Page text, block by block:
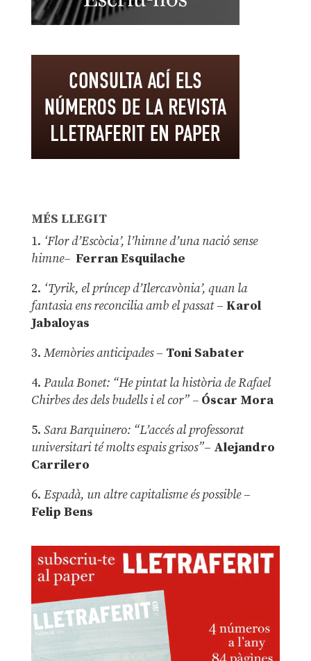
MÉS LLEGIT
1. ‘Flor d’Escòcia’, l’himne d’una nació sense
himne– Ferran Esquilache
2. ‘Tyrik, el príncep d’Ilercavònia’, quan la
fantasia ens reconcilia amb el passat– Karol
Jabaloyas
3. Memòries anticipades– Toni Sabater
4. Paula Bonet: “He pintat la història de Rafael
Chirbes des dels budells i el cor” –Óscar Mora
5. Sara Barquinero: “L’accés al professorat
universitari té molts espais grisos”– Alejandro
Carrilero
6. Espadà, un altre capitalisme és possible –
Felip Bens